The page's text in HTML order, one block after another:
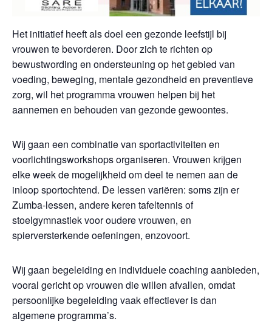
Het initiatief heeft als doel een gezonde leefstijl bij
vrouwen te bevorderen. Door zich te richten op
bewustwording en ondersteuning op het gebied van
voeding, beweging, mentale gezondheid en preventieve
zorg, wil het programma vrouwen helpen bij het
aannemen en behouden van gezonde gewoontes.
Wij gaan een combinatie van sportactiviteiten en
voorlichtingsworkshops organiseren. Vrouwen krijgen
elke week de mogelijkheid om deel te nemen aan de
inloop sportochtend. De lessen variëren: soms zijn er
Zumba-lessen, andere keren tafeltennis of
stoelgymnastiek voor oudere vrouwen, en
spierversterkende oefeningen, enzovoort.
Wij gaan begeleiding en individuele coaching aanbieden,
vooral gericht op vrouwen die willen afvallen, omdat
persoonlijke begeleiding vaak effectiever is dan
algemene programma’s.